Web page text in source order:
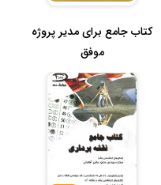
کتاب جامع برای مدیر پروژه
موفق